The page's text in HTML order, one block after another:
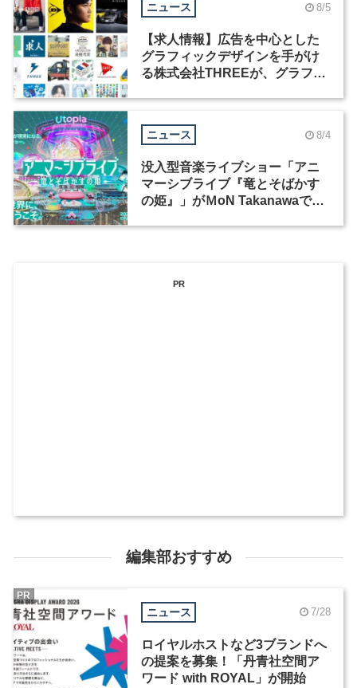
ニュース 8/5
【求人情報】広告を中心とした
グラフィックデザインを手がけ
る株式会社THREEが、グラフィ
ニュース 8/4
没入型音楽ライブショー「アニ
マーシブライブ『竜とそばかす
の姫』」がＭoN Takanawaで開
PR
編集部おすすめ
ニュース 7/28
ロイヤルホストなど3ブランドへ
の提案を募集！「丹青社空間ア
ワード with ROYAL」が開始
PR